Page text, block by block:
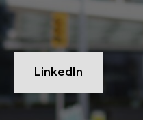
LinkedIn